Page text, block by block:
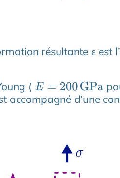
résultante ε est
( E= 200GP a
accompagné d’une